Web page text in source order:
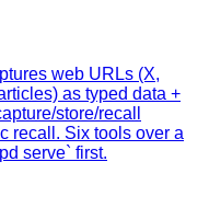
web URLs (X,
as typed data +
store/recall
recall. Six tools over a
serve` first.